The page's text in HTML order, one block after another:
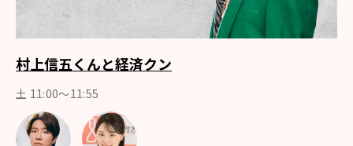
村上信五くんと経済クン
土 11:00～11:55